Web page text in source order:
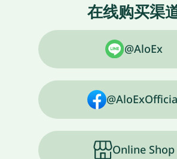
在线购买渠
@AloEx
Online Shop